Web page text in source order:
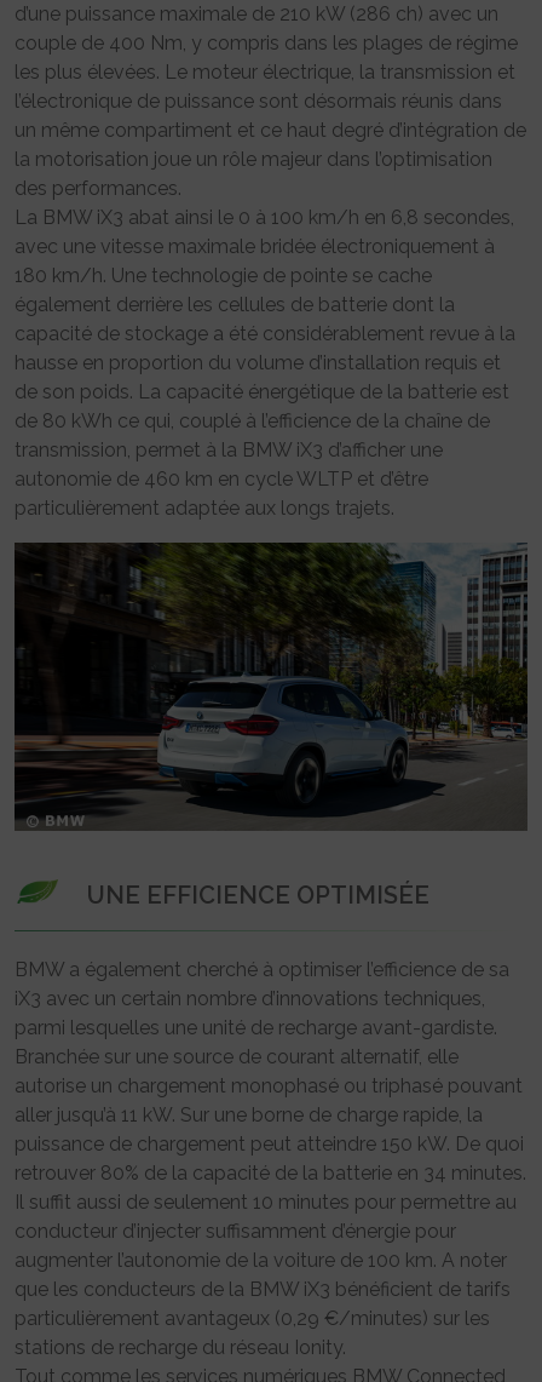
d’une puissance maximale de 210 kW (286 ch) avec un
couple de 400 Nm, y compris dans les plages de régime
les plus élevées. Le moteur électrique, la transmission et
l’électronique de puissance sont désormais réunis dans
un même compartiment et ce haut degré d’intégration de
la motorisation joue un rôle majeur dans l’optimisation
des performances.
La BMW iX3 abat ainsi le 0 à 100 km/h en 6,8 secondes,
avec une vitesse maximale bridée électroniquement à
180 km/h. Une technologie de pointe se cache
également derrière les cellules de batterie dont la
capacité de stockage a été considérablement revue à la
hausse en proportion du volume d’installation requis et
de son poids. La capacité énergétique de la batterie est
de 80 kWh ce qui, couplé à l’efficience de la chaîne de
transmission, permet à la BMW iX3 d’afficher une
autonomie de 460 km en cycle WLTP et d’être
particulièrement adaptée aux longs trajets.
UNE EFFICIENCE OPTIMISÉE
BMW a également cherché à optimiser l’efficience de sa
iX3 avec un certain nombre d’innovations techniques,
parmi lesquelles une unité de recharge avant-gardiste.
Branchée sur une source de courant alternatif, elle
autorise un chargement monophasé ou triphasé pouvant
aller jusqu’à 11 kW. Sur une borne de charge rapide, la
puissance de chargement peut atteindre 150 kW. De quoi
retrouver 80% de la capacité de la batterie en 34 minutes.
Il suffit aussi de seulement 10 minutes pour permettre au
conducteur d’injecter suffisamment d’énergie pour
augmenter l’autonomie de la voiture de 100 km. A noter
que les conducteurs de la BMW iX3 bénéficient de tarifs
particulièrement avantageux (0,29 €/minutes) sur les
stations de recharge du réseau Ionity.
Tout comme les services numériques BMW Connected